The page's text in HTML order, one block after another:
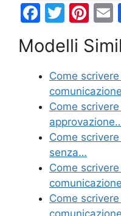
F
c
e
b
o
o
k
T
w
itt
er
Pi
nt
er
e
st
l
Modelli
Come
Come
Come
senza…
Come
Come